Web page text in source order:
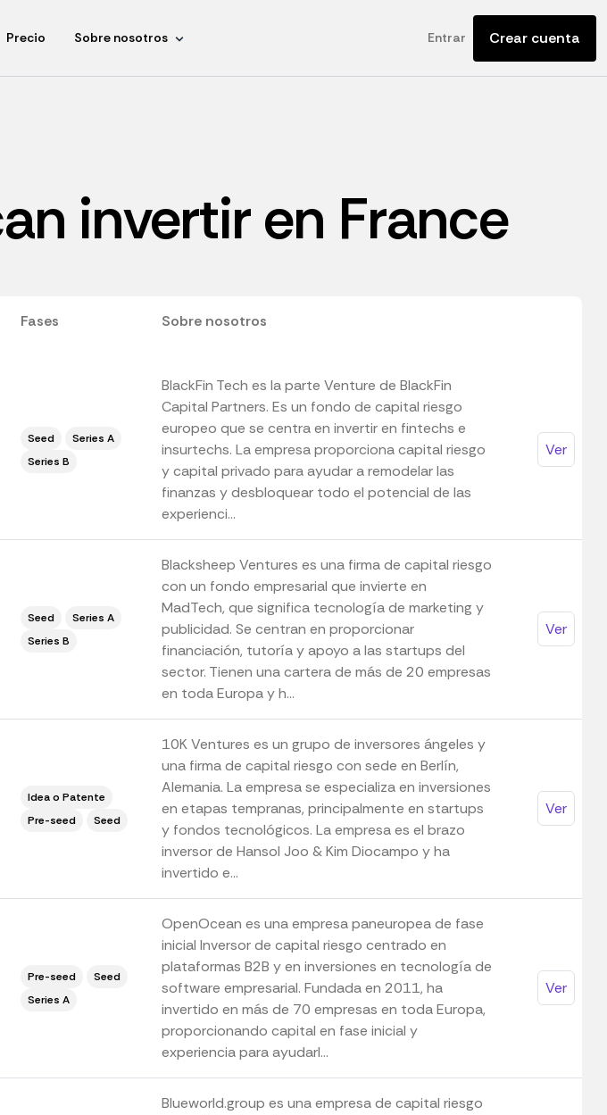
Precio Sobre nosotros Entrar Crear cuenta
invertir en France
Fases Sobre nosotros
Seed
Series A
Series B
BlackFin Tech es la parte Venture de BlackFin
Capital Partners. Es un fondo de capital riesgo
europeo que se centra en invertir en fintechs e
insurtechs. La empresa proporciona capital riesgo
y capital privado para ayudar a remodelar las
finanzas y desbloquear todo el potencial de las
experienci...
Ver
Seed
Series A
Series B
Blacksheep Ventures es una firma de capital riesgo
con un fondo empresarial que invierte en
MadTech, que significa tecnología de marketing y
publicidad. Se centran en proporcionar
financiación, tutoría y apoyo a las startups del
sector. Tienen una cartera de más de 20 empresas
en toda Europa y h...
Ver
Idea o Patente
Pre-seed
Seed
10K Ventures es un grupo de inversores ángeles y
una firma de capital riesgo con sede en Berlín,
Alemania. La empresa se especializa en inversiones
en etapas tempranas, principalmente en startups
y fondos tecnológicos. La empresa es el brazo
inversor de Hansol Joo & Kim Diocampo y ha
invertido e...
Ver
Pre-seed
Seed
Series A
OpenOcean es una empresa paneuropea de fase
inicial Inversor de capital riesgo centrado en
plataformas B2B y en inversiones en tecnología de
software empresarial. Fundada en 2011, ha
invertido en más de 70 empresas en toda Europa,
proporcionando capital en fase inicial y
experiencia para ayudarl...
Ver
Blueworld.group es una empresa de capital riesgo